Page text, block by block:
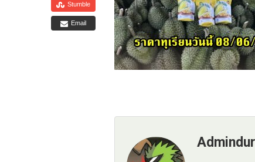
Stumble
Email